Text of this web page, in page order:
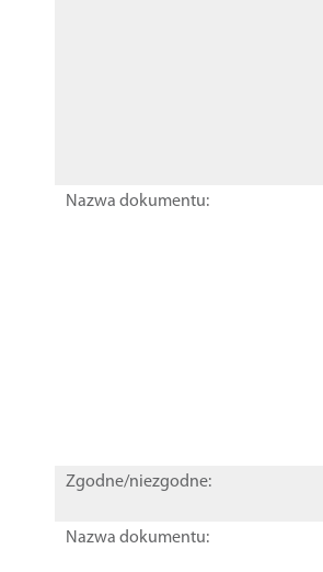
Nazwa dokumentu:
Zgodne/niezgodne:
Nazwa dokumentu: